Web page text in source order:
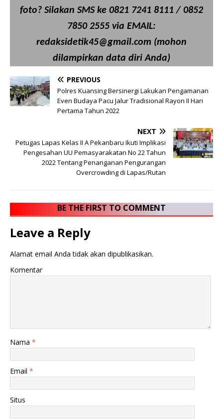
foto? Silakan SMS ke 0821 7241 8111 / 0852
7850 2555 via EMAIL:
redaksidetik45@gmail.com (mohon
dilampirkan data diri Anda)
PREVIOUS
Polres Kuansing Bersinergi Lakukan Pengamanan
Even Budaya Pacu Jalur Tradisional Rayon II Hari
Pertama Tahun 2022
NEXT
Petugas Lapas Kelas II A Pekanbaru Ikuti Implikasi
Pengesahan UU Pemasyarakatan No 22 Tahun
2022 Tentang Penanganan Pengurangan
Overcrowding di Lapas/Rutan
BE THE FIRST TO COMMENT
Leave a Reply
Alamat email Anda tidak akan dipublikasikan.
Komentar
Nama *
Email *
Situs